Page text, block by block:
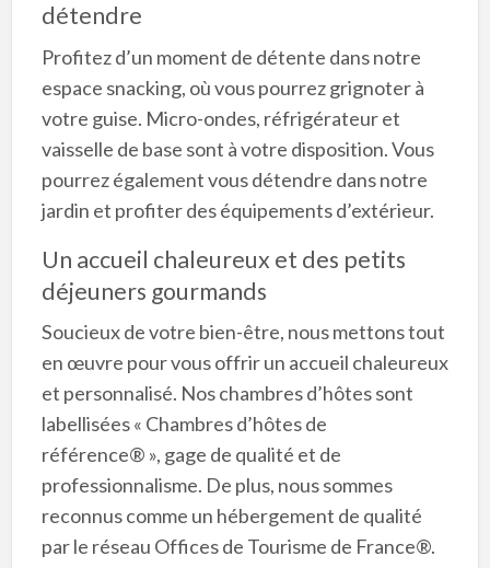
détendre
Profitez d’un moment de détente dans notre
espace snacking, où vous pourrez grignoter à
votre guise. Micro-ondes, réfrigérateur et
vaisselle de base sont à votre disposition. Vous
pourrez également vous détendre dans notre
jardin et profiter des équipements d’extérieur.
Un accueil chaleureux et des petits
déjeuners gourmands
Soucieux de votre bien-être, nous mettons tout
en œuvre pour vous offrir un accueil chaleureux
et personnalisé. Nos chambres d’hôtes sont
labellisées « Chambres d’hôtes de
référence® », gage de qualité et de
professionnalisme. De plus, nous sommes
reconnus comme un hébergement de qualité
par le réseau Offices de Tourisme de France®.